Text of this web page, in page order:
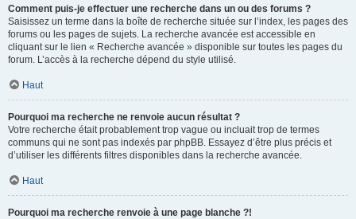
Comment puis-je effectuer une recherche dans un ou des forums ?
Saisissez un terme dans la boîte de recherche située sur l’index, les pages des
forums ou les pages de sujets. La recherche avancée est accessible en
cliquant sur le lien « Recherche avancée » disponible sur toutes les pages du
forum. L’accès à la recherche dépend du style utilisé.
Haut
Pourquoi ma recherche ne renvoie aucun résultat ?
Votre recherche était probablement trop vague ou incluait trop de termes
communs qui ne sont pas indexés par phpBB. Essayez d’être plus précis et
d’utiliser les différents filtres disponibles dans la recherche avancée.
Haut
Pourquoi ma recherche renvoie à une page blanche ?!